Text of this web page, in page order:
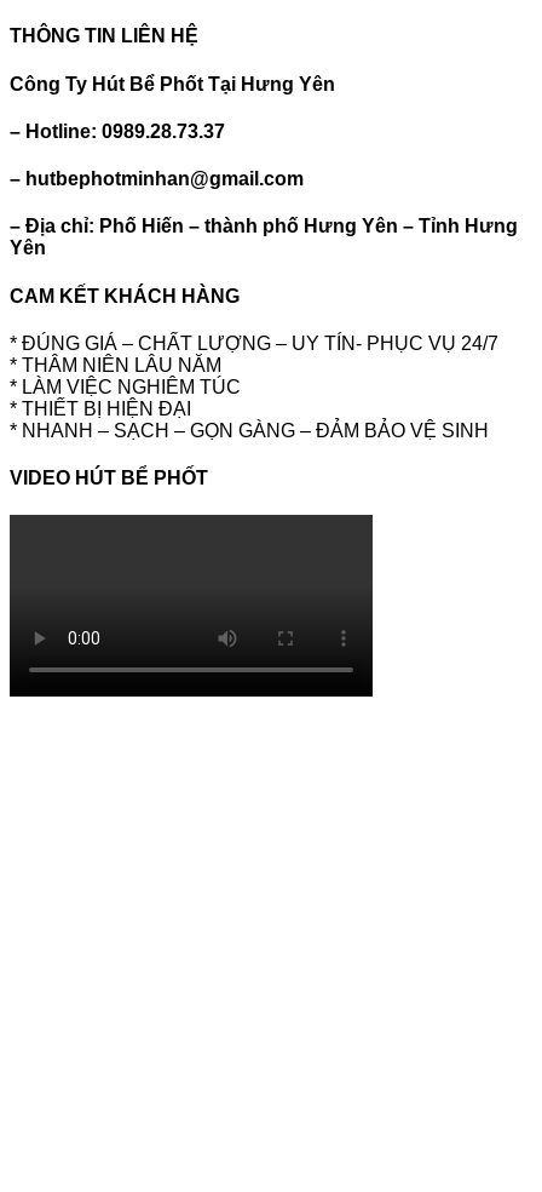
THÔNG TIN LIÊN HỆ
Công Ty Hút Bể Phốt Tại Hưng Yên
– Hotline: 0989.28.73.37
– hutbephotminhan@gmail.com
– Địa chỉ: Phố Hiến – thành phố Hưng Yên – Tỉnh Hưng
Yên
CAM KẾT KHÁCH HÀNG
* ĐÚNG GIÁ – CHẤT LƯỢNG – UY TÍN- PHỤC VỤ 24/7
* THÂM NIÊN LÂU NĂM
* LÀM VIỆC NGHIÊM TÚC
* THIẾT BỊ HIỆN ĐẠI
* NHANH – SẠCH – GỌN GÀNG – ĐẢM BẢO VỆ SINH
VIDEO HÚT BỂ PHỐT